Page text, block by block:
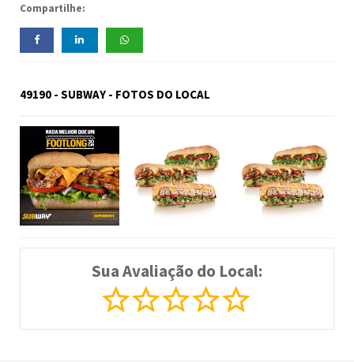
Compartilhe:
49190 - SUBWAY - FOTOS DO LOCAL
Sua Avaliação do Local: